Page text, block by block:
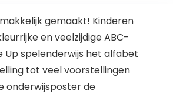
gemaakt! Kinderen
en veelzijdige ABC-
Up spelenderwijs het alfabet
tot veel voorstellingen
onderwijsposter de